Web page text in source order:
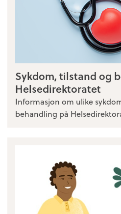
Sykdom, tilstand og
Helsedirektoratet
Informasjon om ulike
behandling på